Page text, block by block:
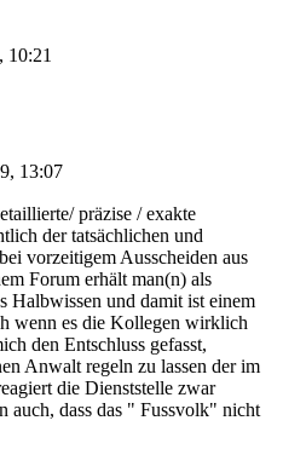
10:21
13:07
präzise / exakte
der tatsächlichen und
vorzeitigem Ausscheiden aus
Forum erhält man(n) als
Halbwissen und damit ist einem
wenn es die Kollegen wirklich
den Entschluss gefasst,
Anwalt regeln zu lassen der im
die Dienststelle zwar
auch, dass das " Fussvolk" nicht